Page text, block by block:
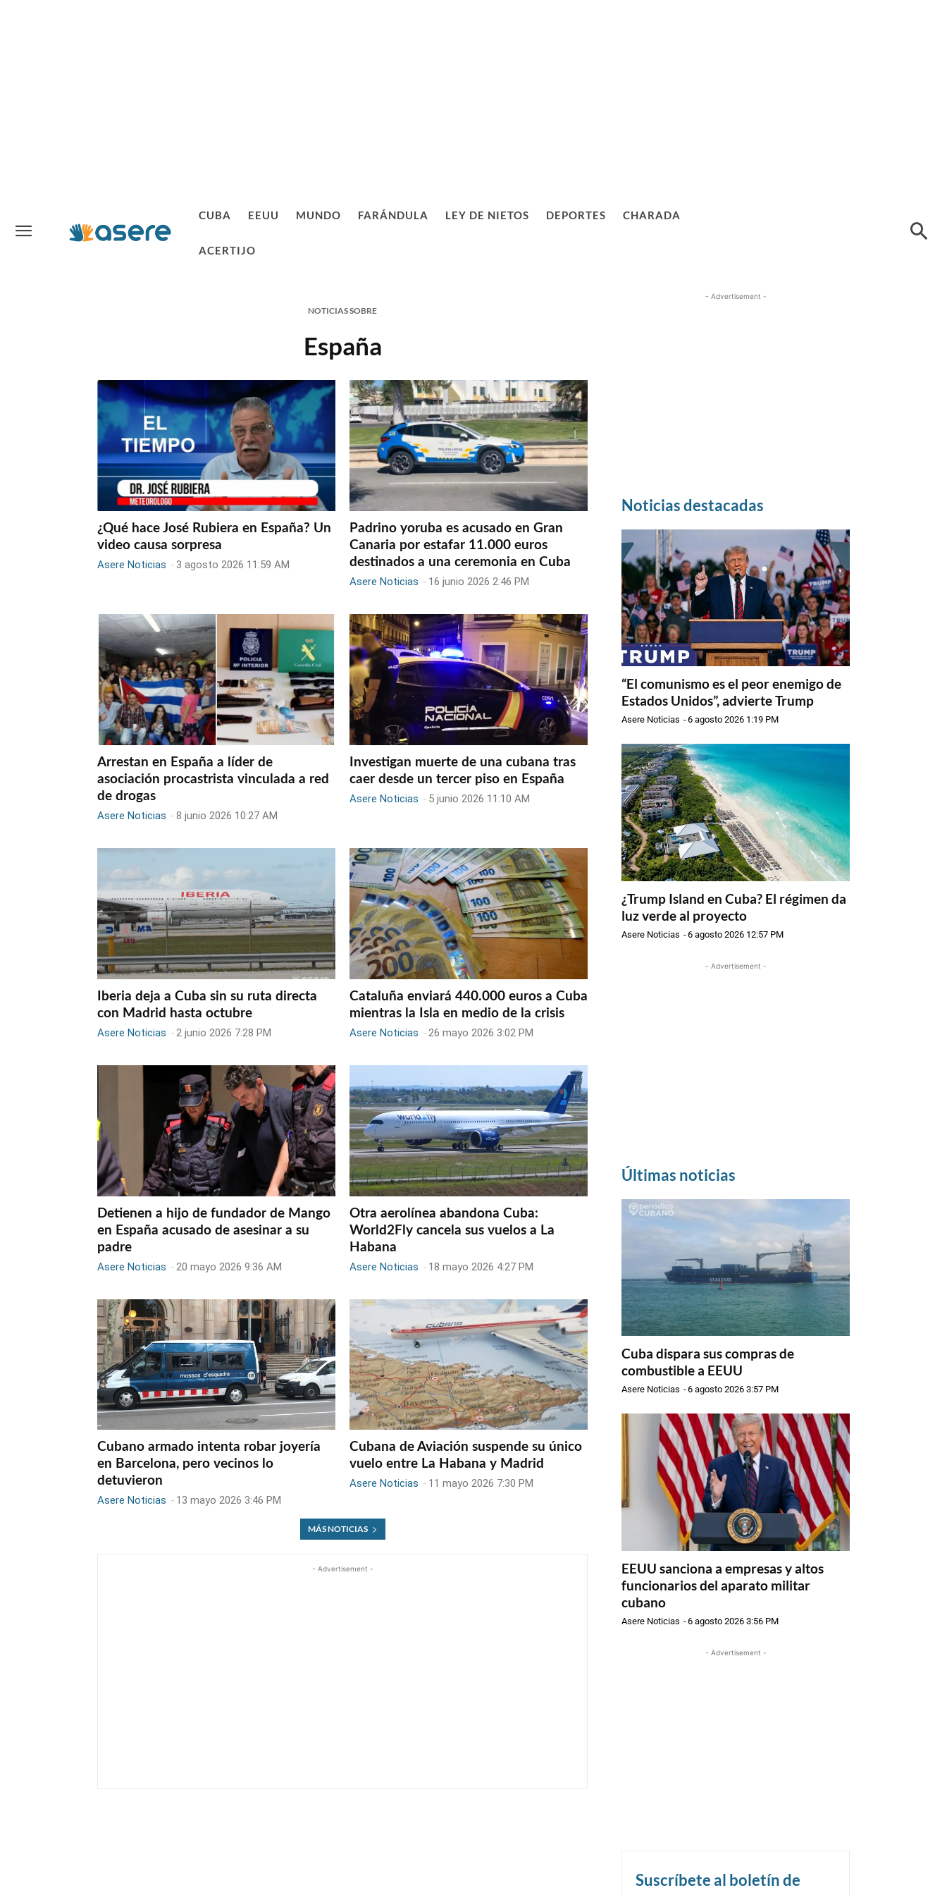
CUBA EEUU MUNDO FARÁNDULA LEY DE NIETOS DEPORTES CHARADA
ACERTIJO
NOTICIAS SOBRE
España
¿Qué hace José Rubiera en España? Un
video causa sorpresa
Asere Noticias - 3 agosto 2026 11:59 AM
Padrino yoruba es acusado en Gran
Canaria por estafar 11.000 euros
destinados a una ceremonia en Cuba
Asere Noticias - 16 junio 2026 2:46 PM
Arrestan en España a líder de
asociación procastrista vinculada a red
de drogas
Asere Noticias -8 junio 2026 10:27 AM
Investigan muerte de una cubana tras
caer desde un tercer piso en España
Asere Noticias - 5 junio 2026 11:10 AM
Iberia deja a Cuba sin su ruta directa
con Madrid hasta octubre
Asere Noticias -2 junio 2026 7:28 PM
Cataluña enviará 440.000 euros a Cuba
mientras la Isla en medio de la crisis
Asere Noticias -26 mayo 2026 3:02 PM
Detienen a hijo de fundador de Mango
en España acusado de asesinar a su
padre
Asere Noticias - 20 mayo 2026 9:36 AM
Otra aerolínea abandona Cuba:
World2Fly cancela sus vuelos a La
Habana
Asere Noticias - 18 mayo 2026 4:27 PM
Cubano armado intenta robar joyería
en Barcelona, pero vecinos lo
detuvieron
Asere Noticias - 13 mayo 2026 3:46 PM
Cubana de Aviación suspende su único
vuelo entre La Habana y Madrid
Asere Noticias - 11 mayo 2026 7:30 PM
MÁS NOTICIAS
- Advertisement -
- Advertisement -
Noticias destacadas
“El comunismo es el peor enemigo de
Estados Unidos”, advierte Trump
Asere Noticias -6 agosto 2026 1:19 PM
¿Trump Island en Cuba? El régimen da
luz verde al proyecto
Asere Noticias -6 agosto 2026 12:57 PM
- Advertisement -
Últimas noticias
Cuba dispara sus compras de
combustible a EEUU
Asere Noticias -6 agosto 2026 3:57 PM
EEUU sanciona a empresas y altos
funcionarios del aparato militar
cubano
Asere Noticias -6 agosto 2026 3:56 PM
- Advertisement -
Suscríbete al boletín de